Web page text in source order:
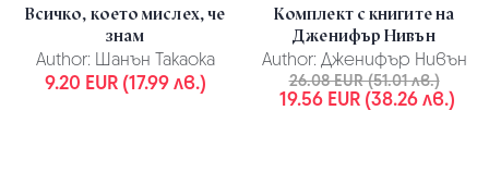
Всичко, което мислех, че
знам
Author: Шанън Такаока
9.20 EUR (17.99 лв.)
Комплект с книгите на
Дженифър Нивън
Author: Дженифър Нивън
26.08 EUR (51.01 лв.)
19.56 EUR (38.26 лв.)